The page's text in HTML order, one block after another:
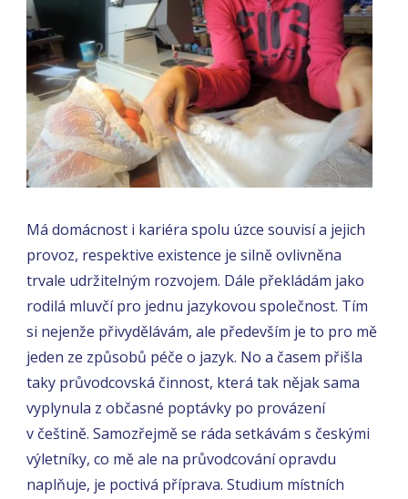
Má domácnost i kariéra spolu úzce souvisí a jejich
provoz, respektive existence je silně ovlivněna
trvale udržitelným rozvojem. Dále překládám jako
rodilá mluvčí pro jednu jazykovou společnost. Tím
si nejenže přivydělávám, ale především je to pro mě
jeden ze způsobů péče o jazyk. No a časem přišla
taky průvodcovská činnost, která tak nějak sama
vyplynula z občasné poptávky po provázení
v češtině. Samozřejmě se ráda setkávám s českými
výletníky, co mě ale na průvodcování opravdu
naplňuje, je poctivá příprava. Studium místních